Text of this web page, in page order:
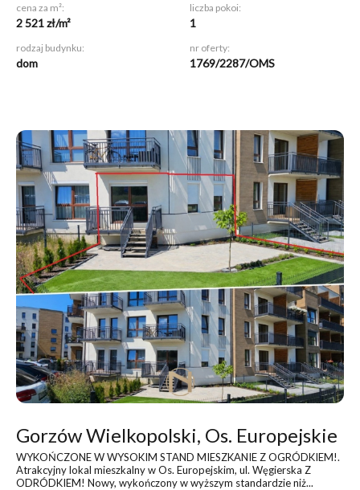
cena za m²:
2 521 zł/m²
liczba pokoi:
1
rodzaj budynku:
dom
nr oferty:
1769/2287/OMS
Gorzów Wielkopolski, Os. Europejskie
WYKOŃCZONE W WYSOKIM STAND MIESZKANIE Z OGRÓDKIEM!.
Atrakcyjny lokal mieszkalny w Os. Europejskim, ul. Węgierska Z
ODRÓDKIEM! Nowy, wykończony w wyższym standardzie niż...